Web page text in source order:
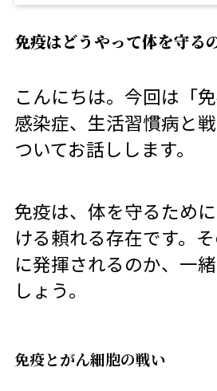
免疫はどうやって体を守る
こんにちは。今回は「免
感染症、生活習慣病と
ついてお話しします。
免疫は、体を守るため
ける頼れる存在です。
に発揮されるのか、一
しょう。
免疫とがん細胞の戦い